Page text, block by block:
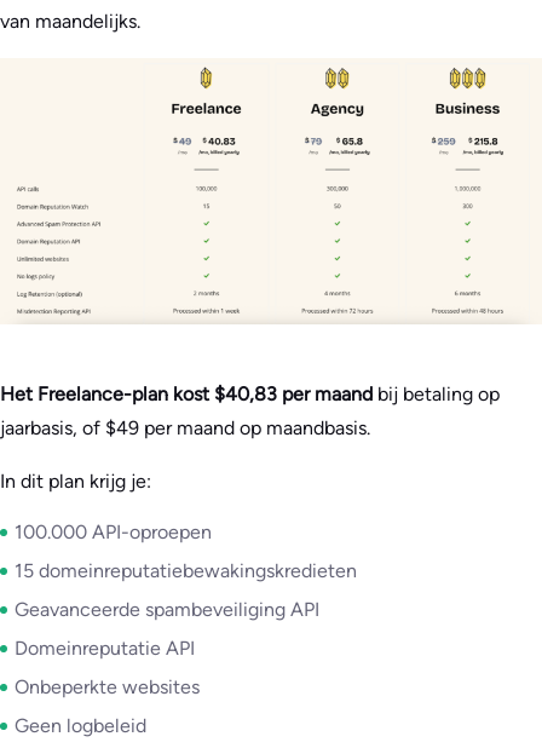
van maandelijks.
Het Freelance-plan kost $40,83 per maand bij betaling op
jaarbasis, of $49 per maand op maandbasis.
In dit plan krijg je:
100.000 API-oproepen
15 domeinreputatiebewakingskredieten
Geavanceerde spambeveiliging API
Domeinreputatie API
Onbeperkte websites
Geen logbeleid